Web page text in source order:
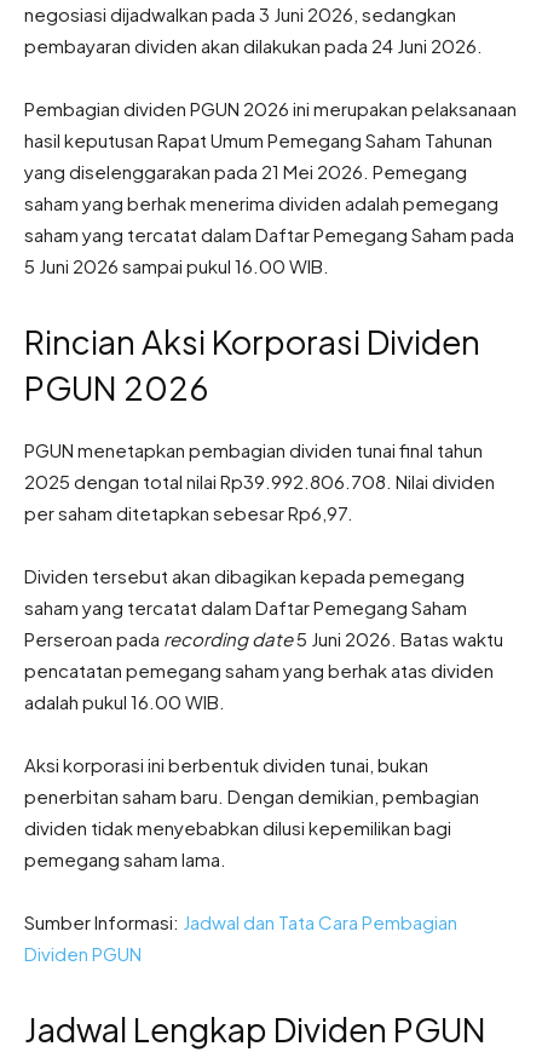
negosiasi dijadwalkan pada 3 Juni 2026, sedangkan
pembayaran dividen akan dilakukan pada 24 Juni 2026.
Pembagian dividen PGUN 2026 ini merupakan pelaksanaan
hasil keputusan Rapat Umum Pemegang Saham Tahunan
yang diselenggarakan pada 21 Mei 2026. Pemegang
saham yang berhak menerima dividen adalah pemegang
saham yang tercatat dalam Daftar Pemegang Saham pada
5 Juni 2026 sampai pukul 16.00 WIB.
Rincian Aksi Korporasi Dividen
PGUN 2026
PGUN menetapkan pembagian dividen tunai final tahun
2025 dengan total nilai Rp39.992.806.708. Nilai dividen
per saham ditetapkan sebesar Rp6,97.
Dividen tersebut akan dibagikan kepada pemegang
saham yang tercatat dalam Daftar Pemegang Saham
Perseroan pada recording date5 Juni 2026. Batas waktu
pencatatan pemegang saham yang berhak atas dividen
adalah pukul 16.00 WIB.
Aksi korporasi ini berbentuk dividen tunai, bukan
penerbitan saham baru. Dengan demikian, pembagian
dividen tidak menyebabkan dilusi kepemilikan bagi
pemegang saham lama.
Sumber Informasi: Jadwal dan Tata Cara Pembagian
Dividen PGUN
Jadwal Lengkap Dividen PGUN